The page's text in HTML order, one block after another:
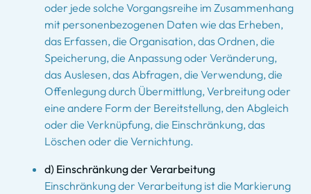
oder jede solche Vorgangsreihe im Zusammenhang
mit personenbezogenen Daten wie das Erheben,
das Erfassen, die Organisation, das Ordnen, die
Speicherung, die Anpassung oder Veränderung,
das Auslesen, das Abfragen, die Verwendung, die
Offenlegung durch Übermittlung, Verbreitung oder
eine andere Form der Bereitstellung, den Abgleich
oder die Verknüpfung, die Einschränkung, das
Löschen oder die Vernichtung.
d) Einschränkung der Verarbeitung
Einschränkung der Verarbeitung ist die Markierung